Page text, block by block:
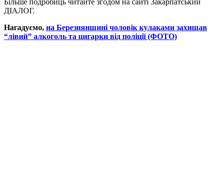
ДІАЛОГ.
Нагадуємо, на Березнянщині чоловік кулаками захищав
“лівий” алкоголь та цигарки від поліції (ФОТО)